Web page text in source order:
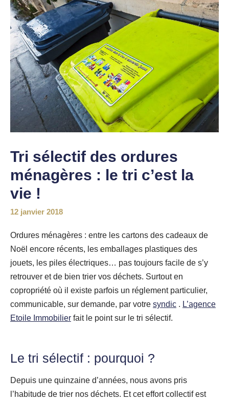
Tri sélectif des ordures
ménagères : le tri c’est la
vie !
12 janvier 2018
Ordures ménagères : entre les cartons des cadeaux de
Noël encore récents, les emballages plastiques des
jouets, les piles électriques… pas toujours facile de s’y
retrouver et de bien trier vos déchets. Surtout en
copropriété où il existe parfois un réglement particulier,
communicable, sur demande, par votre syndic . L’agence
Etoile Immobilier fait le point sur le tri sélectif.
Le tri sélectif : pourquoi ?
Depuis une quinzaine d’années, nous avons pris
l’habitude de trier nos déchets. Et cet effort collectif est